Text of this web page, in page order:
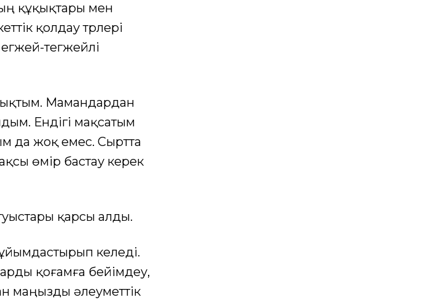
құқықтары мен
қолдау түрлері
тегжейлі
Мамандардан
Ендігі мақсатым
да жоқ емес. Сыртта
өмір бастау керек
қарсы алды.
келеді.
қоғамға бейімдеу,
маңызды әлеуметтік